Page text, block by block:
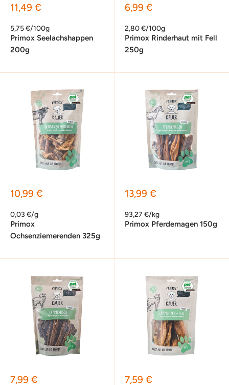
Sonderpreis
11,49 €
5,75 €/100g
Primox Seelachshappen
200g
Sonderpreis
6,99 €
2,80 €/100g
Primox Rinderhaut mit Fell
250g
Sonderpreis
10,99 €
0,03 €/g
Primox
Ochsenziemerenden 325g
Sonderpreis
13,99 €
93,27 €/kg
Primox Pferdemagen 150g
Sonderpreis
7,99 € Sonderpreis
7,59 €